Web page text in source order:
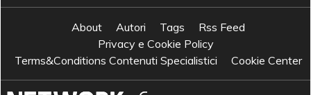
About Autori Tags
Rss Feed
Privacy e Cookie Policy
Terms&Conditions Contenuti Specialistici
Cookie Center